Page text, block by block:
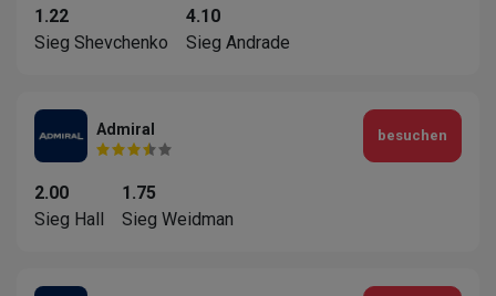
1.22
Sieg Shevchenko
4.10
Sieg Andrade
Admiral
2.00
Sieg Hall
1.75
Sieg Weidman
besuchen